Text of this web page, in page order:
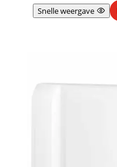
Snelle weergave